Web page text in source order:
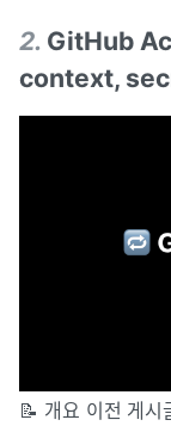
2. GitHub
context,
📝 개요 이전 게